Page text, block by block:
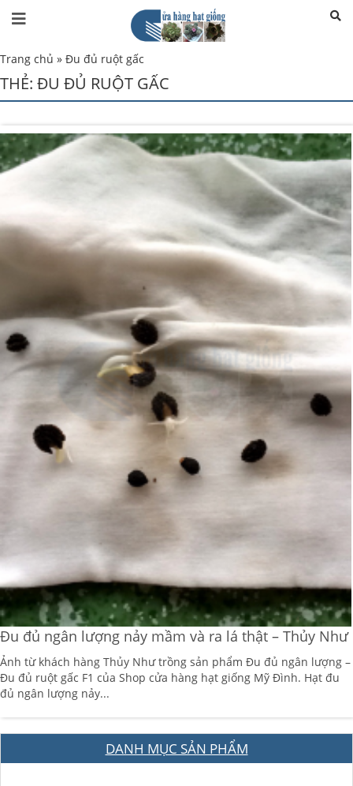
Trang chủ » Đu đủ ruột gấc
THẺ: ĐU ĐỦ RUỘT GẤC
Đu đủ ngân lượng nảy mầm và ra lá thật – Thủy Như
Ảnh từ khách hàng Thủy Như trồng sản phẩm Đu đủ ngân lượng –
Đu đủ ruột gấc F1 của Shop cửa hàng hạt giống Mỹ Đình. Hạt đu
đủ ngân lượng nảy...
DANH MỤC SẢN PHẨM